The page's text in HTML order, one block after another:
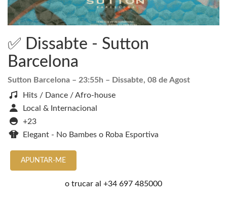
✅ Dissabte - Sutton
Barcelona
Sutton Barcelona – 23:55h – Dissabte, 08 de Agost
Hits / Dance / Afro-house
Local & Internacional
+23
Elegant - No Bambes o Roba Esportiva
APUNTAR-ME
o trucar al +34 697 485000